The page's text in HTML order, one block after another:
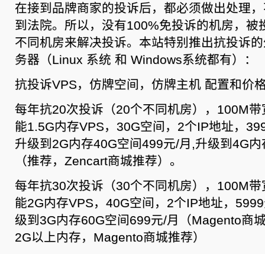
在接到品牌商家的投诉后，都必须做出处理
到法院。所以，没有100%免投诉的机房，被
不同机房来解决投诉。本站特别推出抗投诉
务器（Linux 系统 和 Windows系统都有）：
抗投诉VPS，仿牌空间，仿牌主机 配置和价
每年抗20次投诉（20个不同机房），100M
能1.5G内存VPS，30G空间，2个IP地址，
升级到2G内存40G空间499元/月,升级到4G
（推荐，Zencart商城推荐）。
每年抗30次投诉（30个不同机房），100M
能2G内存VPS，40G空间，2个IP地址，
级到3G内存60G空间699元/月（Magento商
2G以上内存，Magento商城推荐）